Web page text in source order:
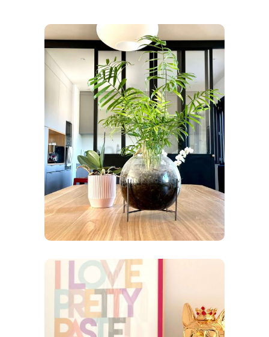
Maison de ville année 1950
CONSEILS DÉCO/RÉNOVATION